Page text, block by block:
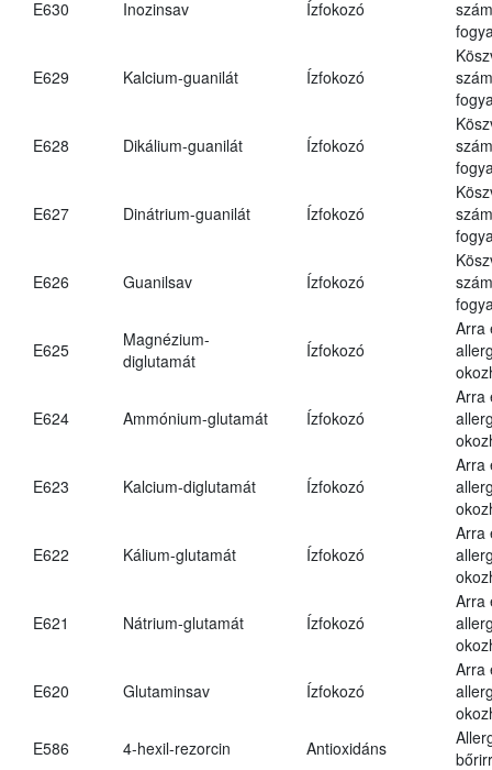
E630 Inozinsav Ízfokozó
E629 Kalcium-guanilát Ízfokozó
E628 Dikálium-guanilát Ízfokozó
E627 Dinátrium-guanilát Ízfokozó
E626 Guanilsav Ízfokozó
E625
Magnézium-
diglutamát
Ízfokozó
Arra
E624 Ammónium-glutamát Ízfokozó
Arra
E623 Kalcium-diglutamát Ízfokozó
Arra
E622 Kálium-glutamát Ízfokozó
Arra
E621 Nátrium-glutamát Ízfokozó
Arra
E620 Glutaminsav Ízfokozó
Arra
E586
4-hexil-rezorcin Antioxidáns